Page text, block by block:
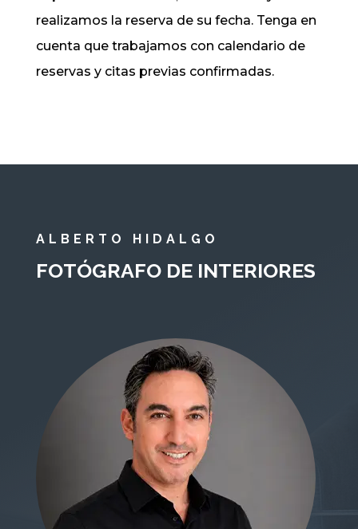
realizamos la reserva de su fecha. Tenga en
cuenta que trabajamos con calendario de
reservas y citas previas confirmadas.
ALBERTO HIDALGO
FOTÓGRAFO DE INTERIORES